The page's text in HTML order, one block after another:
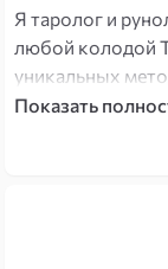
Я таролог и
любой колодой
уникальных
ситуацию — но и
Показать